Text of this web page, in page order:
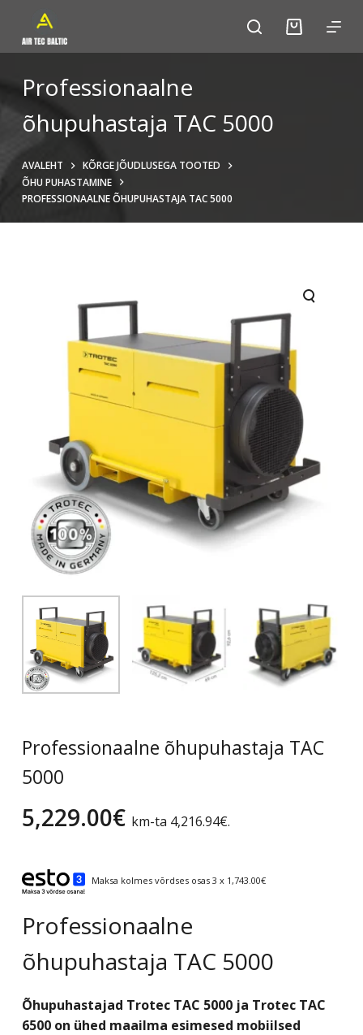
k
i
o
o
n
e
Professionaalne
õhupuhastaja TAC 5000
AVALEHT
KÕRGE JÕUDLUSEGA TOOTED
ÕHU PUHASTAMINE
PROFESSIONAALNE ÕHUPUHASTAJA TAC 5000
Professionaalne õhupuhastaja TAC
5000
5,229.00€ km-ta 4,216.94€.
Maksa kolmes võrdses osas 3 x 1,743.00€
Professionaalne
õhupuhastaja TAC 5000
Õhupuhastajad Trotec TAC 5000 ja Trotec TAC
6500 on ühed maailma esimesed mobiilsed